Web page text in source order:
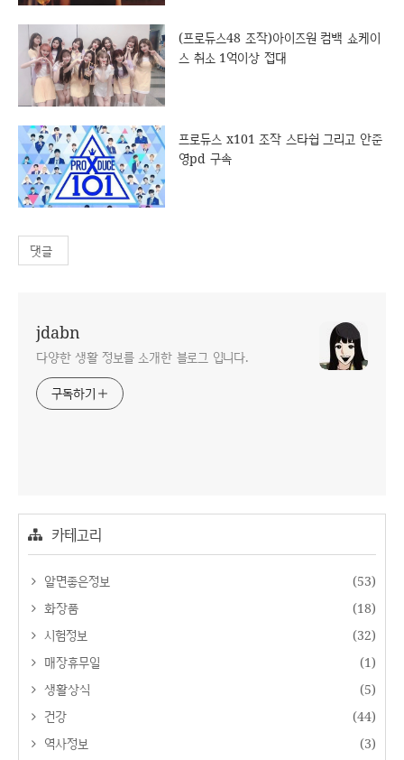
(프로듀스48 조작)아이즈원 컴백 쇼케이
스 취소 1억이상 접대
프로듀스 x101 조작 스타쉽 그리고 안준
영pd 구속
댓글
jdabn
다양한 생활 정보를 소개한 블로그 입니다.
구독하기
카테고리
알면좋은정보
(53)
화장품
(18)
시험정보
(32)
매장휴무일
(1)
생활상식
(5)
건강
(44)
역사정보
(3)